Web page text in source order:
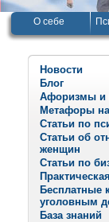
О себе
Новости
Блог
Афоризмы и
Метафоры
Статьи по
Статьи об
женщин
Статьи по
Бесплатные
уголовным
База знаний